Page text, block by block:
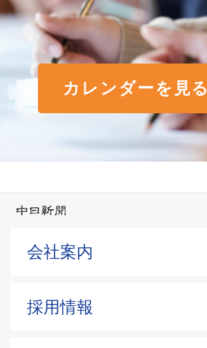
カレンダーを見る
会社案内
採用情報